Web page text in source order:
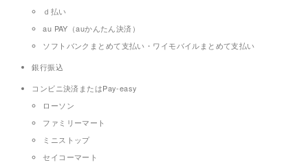
ｄ払い
au PAY（auかんたん決済）
ソフトバンクまとめて支払い・ワイモバイルまとめて支払い
銀行振込
コンビニ決済またはPay-easy
ローソン
ファミリーマート
ミニストップ
セイコーマート